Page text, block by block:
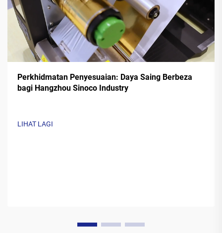
Perkhidmatan Penyesuaian: Daya Saing Berbeza
bagi Hangzhou Sinoco Industry
LIHAT LAGI